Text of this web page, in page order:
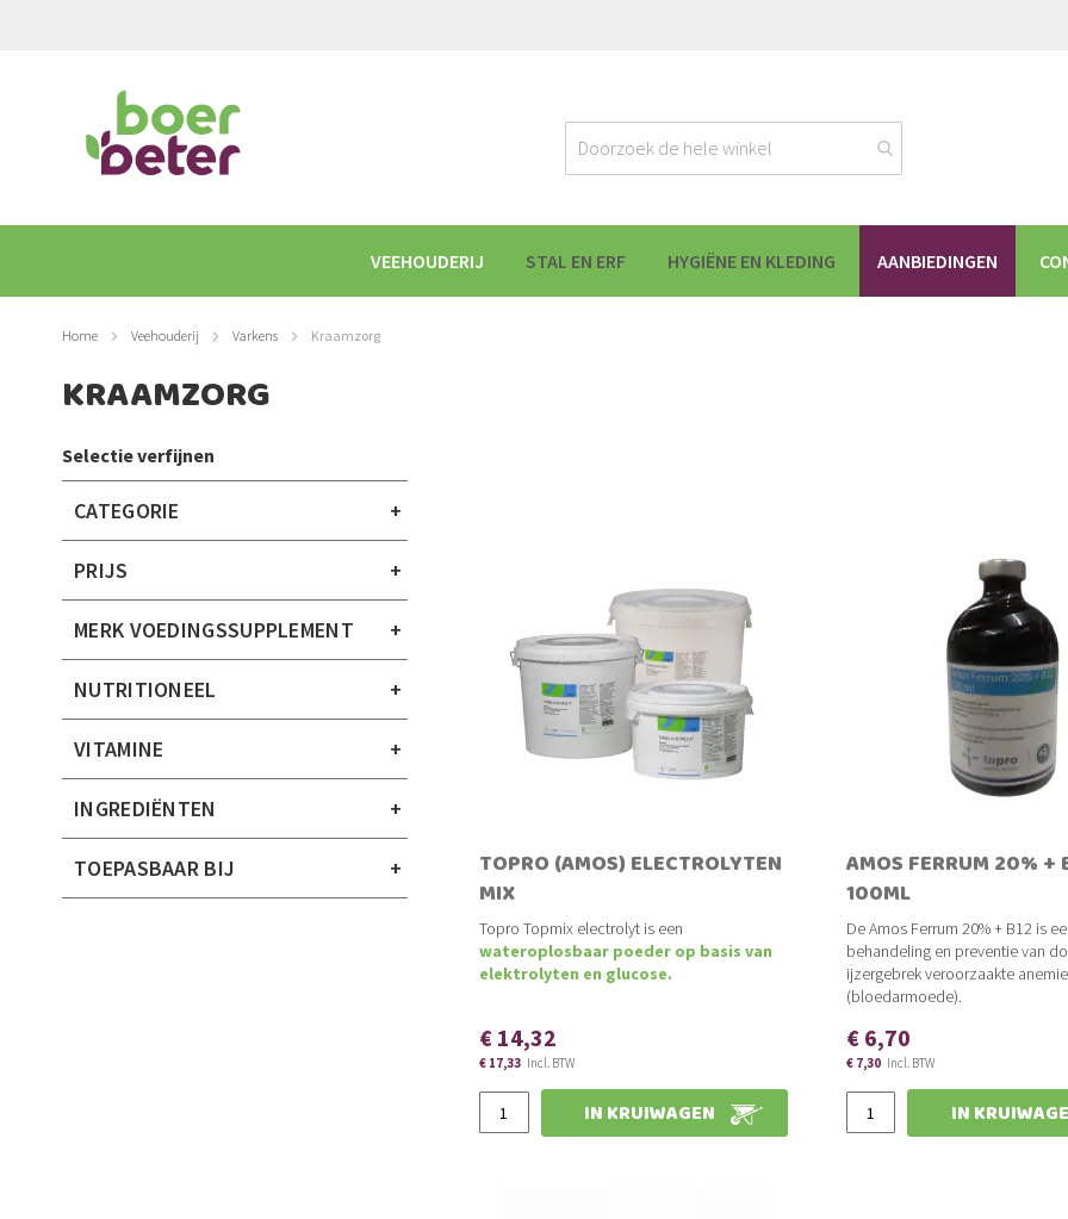
INHOUD
VEEHOUDERIJ STAL EN ERF HYGIËNE EN KLEDING AANBIEDINGEN
Home Veehouderij Varkens Kraamzorg
KRAAMZORG
TOPRO (AMOS) ELECTROLYTEN
MIX
Topro Topmix electrolyt is een
wateroplosbaar poeder op basis van
elektrolyten en glucose.
Slechts
€ 17,33
€ 14,32
IN KRUIWAGEN
AMOS FERRUM 20% +
100ML
De Amos Ferrum 20% + B12 is
behandeling en preventie van
ijzergebrek veroorzaakte anemie
(bloedarmoede).
€ 7,30
€ 6,70
Slechts
€ 5,84
€ 5,36
IN
Selectie verfijnen
CATEGORIE
PRIJS
MERK VOEDINGSSUPPLEMENT
NUTRITIONEEL
VITAMINE
INGREDIËNTEN
TOEPASBAAR BIJ